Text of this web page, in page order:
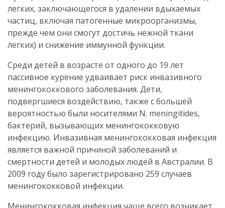
легких, заключающегося в удалении вдыхаемых
частиц, включая патогенные микроорганизмы,
прежде чем они смогут достичь нежной ткани
легких) и снижение иммунной функции.
Среди детей в возрасте от одного до 19 лет
пассивное курение удваивает риск инвазивного
менингококкового заболевания. Дети,
подвергшиеся воздействию, также с большей
вероятностью были носителями N. meningitides,
бактерий, вызывающих менингококковую
инфекцию. Инвазивная менингококковая инфекция
является важной причиной заболеваний и
смертности детей и молодых людей в Австралии. В
2009 году было зарегистрировано 259 случаев
менингококковой инфекции.